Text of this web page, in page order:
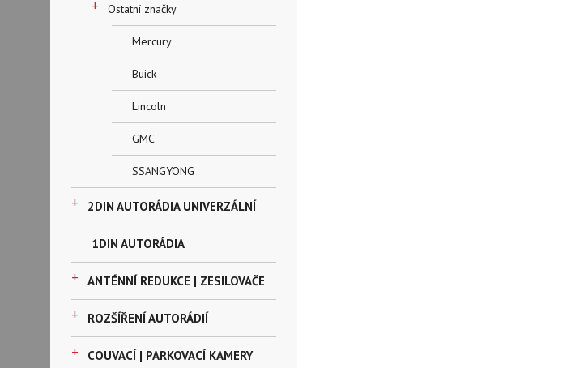
+ Ostatní značky
Mercury
Buick
Lincoln
GMC
SSANGYONG
+ 2DIN AUTORÁDIA UNIVERZÁLNÍ
1DIN AUTORÁDIA
+ ANTÉNNÍ REDUKCE | ZESILOVAČE
+ ROZŠÍŘENÍ AUTORÁDIÍ
+ COUVACÍ | PARKOVACÍ KAMERY